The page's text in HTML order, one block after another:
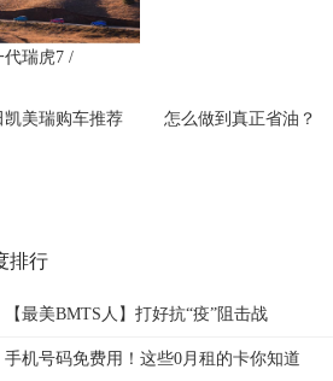
代瑞虎7 /
凯美瑞购车推荐 怎么做到真正省油？
排行
【最美BMTS人】打好抗“疫”阻击战
手机号码免费用！这些0月租的卡你知道